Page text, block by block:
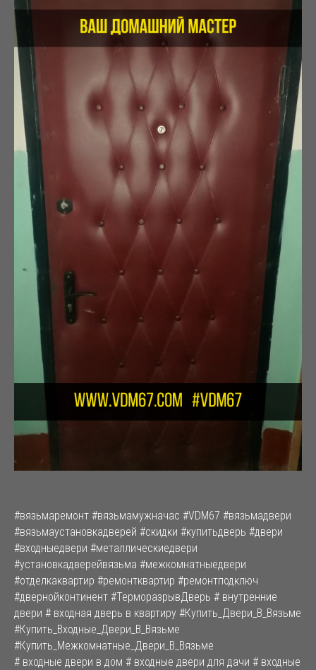
#вязьмаремонт #вязьмамужначас #VDM67 #вязьмадвери
#вязьмаустановкадверей #скидки #купитьдверь #двери
#входныедвери #металлическиедвери
#установкадверейвязьма #межкомнатныедвери
#отделкаквартир #ремонтквартир #ремонтподключ
#двернойконтинент #ТерморазрывДверь # внутренние
двери # входная дверь в квартиру #Купить_Двери_В_Вязьме
#Купить_Входные_Двери_В_Вязьме
#Купить_Межкомнатные_Двери_В_Вязьме
# входные двери в дом # входные двери для дачи # входные